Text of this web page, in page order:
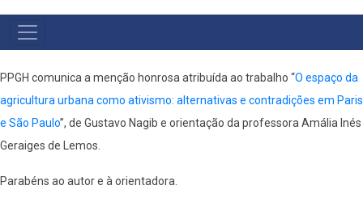
MENU
PRINCIPAL
PPGH comunica a menção honrosa atribuída ao trabalho “O espaço da
agricultura urbana como ativismo: alternativas e contradições em Paris
e São Paulo”, de Gustavo Nagib e orientação da professora Amália Inés
Geraiges de Lemos.
Parabéns ao autor e à orientadora.